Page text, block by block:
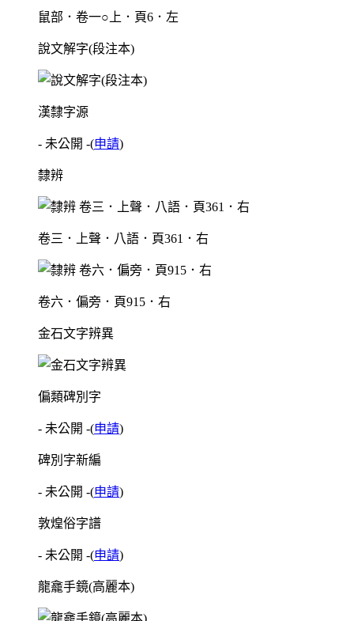
鼠部．卷一○上．頁6．左
說文解字(段注本)
漢隸字源
- 未公開 -(申請)
隸辨
卷三．上聲．八語．頁361．右
卷六．偏旁．頁915．右
金石文字辨異
偏類碑別字
- 未公開 -(申請)
碑別字新編
- 未公開 -(申請)
敦煌俗字譜
- 未公開 -(申請)
龍龕手鏡(高麗本)